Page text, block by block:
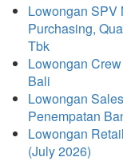
Lowongan SPV
Purchasing,
Tbk
Lowongan
Bali
Lowongan
Penempatan
Lowongan
(July 2026)